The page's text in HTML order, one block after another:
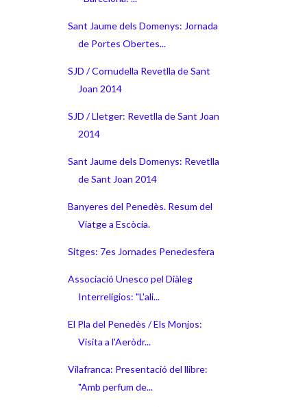
Sant Jaume dels Domenys: Jornada
de Portes Obertes...
SJD / Cornudella Revetlla de Sant
Joan 2014
SJD / Lletger: Revetlla de Sant Joan
2014
Sant Jaume dels Domenys: Revetlla
de Sant Joan 2014
Banyeres del Penedès. Resum del
Viatge a Escòcia.
Sitges: 7es Jornades Penedesfera
Associació Unesco pel Diàleg
Interreligios: "L'ali...
El Pla del Penedès / Els Monjos:
Visita a l'Aeròdr...
Vilafranca: Presentació del llibre:
"Amb perfum de...